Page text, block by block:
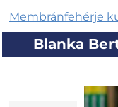
Membránfehérje
Blanka